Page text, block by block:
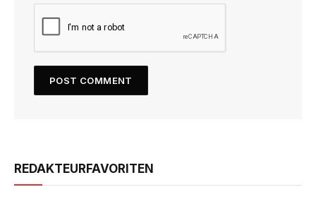
REDAKTEURFAVORITEN